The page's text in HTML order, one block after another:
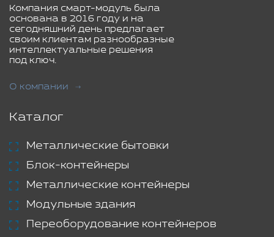
Компания смарт-модуль была
основана в 2016 году и на
сегодняшний день предлагает
своим клиентам разнообразные
интеллектуальные решения
под ключ.
О компании
Каталог
Металлические бытовки
Блок-контейнеры
Металлические контейнеры
Модульные здания
Переоборудование контейнеров